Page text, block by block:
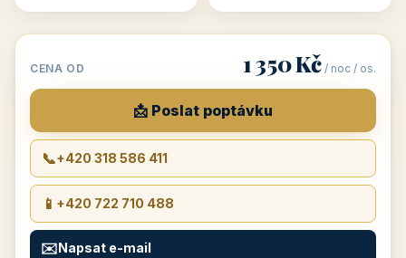
CENA OD 1 350 Kč / noc / os.
📩 Poslat poptávku
📞+420 318 586 411
📱 +420 722 710 488
✉️Napsat e-mail